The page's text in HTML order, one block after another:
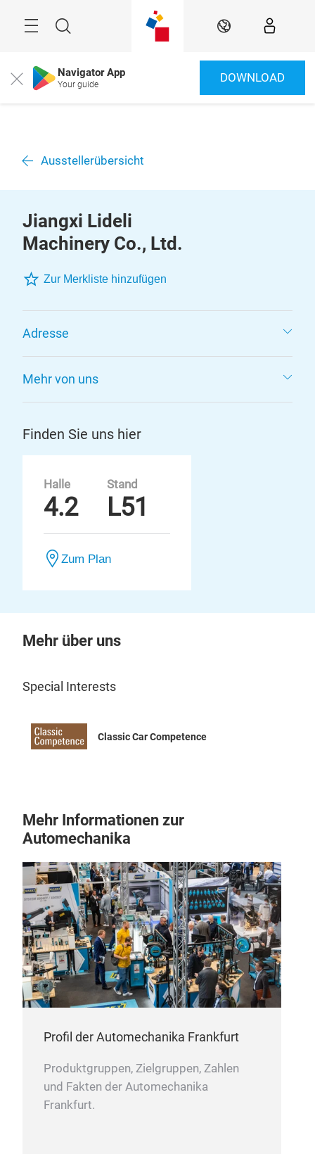
Suche DE
Close Navigator App
Your guide DOWNLOAD
Ausstellerübersicht
Jiangxi Lideli
Machinery Co., Ltd.
Zur Merkliste hinzufügen
Adresse
Mehr von uns
Finden Sie uns hier
Halle
4.2
Stand
L51
Zum Plan
Mehr über uns
Special Interests
Classic Car Competence
Mehr Informationen zur
Automechanika
Profil der Automechanika Frankfurt
Produktgruppen, Zielgruppen, Zahlen
und Fakten der Automechanika
Frankfurt.